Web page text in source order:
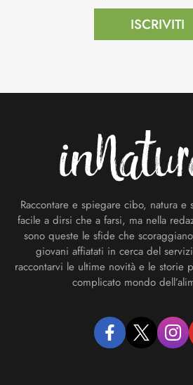
ISCRIVITI
Raccontare e spiegare cibo, natura
facile a dirsi che a farsi, ma nella
sono queste le sfide che
giovani affiatati in cerca del
raccontarvi le ultime novità e le storie
complicato mondo
facebooktwitter